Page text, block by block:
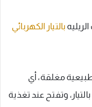
بالتيار الكهربائي
مغلقة، أي
وتفتح عند تغذية